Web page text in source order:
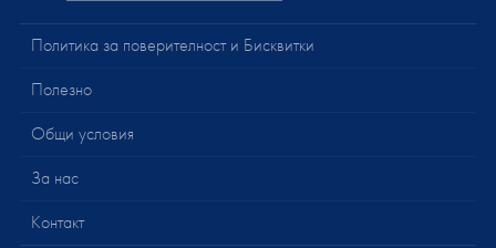
Политика за поверителност и Бисквитки
Полезно
Общи условия
За нас
Контакт